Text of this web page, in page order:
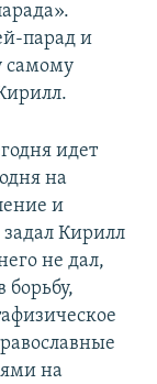
парад и
самому
идет
на
и
Кирилл
не дал,
борьбу,
на